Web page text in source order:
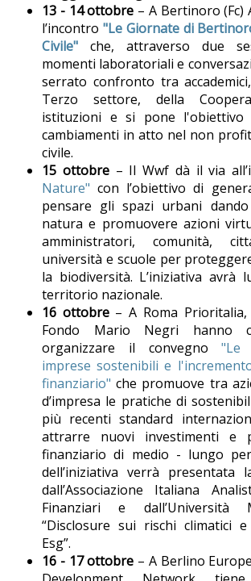
13 - 14 ottobre – A Bertinoro (Fc)
l’incontro "Le Giornate di
Civile" che, attraverso due
momenti laboratoriali e
serrato confronto tra
Terzo settore, della
istituzioni e si pone
cambiamenti in atto nel non
civile.
15 ottobre – Il Wwf dà il via
Nature" con l’obiettivo di
pensare gli spazi urbani
natura e promuovere azioni
amministratori, comunità,
università e scuole per
la biodiversità. L’iniziativa
territorio nazionale.
16 ottobre – A Roma
Fondo Mario Negri hanno
organizzare il convegno"Le
imprese sostenibili e
finanziario" che promuove tra
d’impresa le pratiche di
più recenti standard
attrarre nuovi investimenti e
finanziario di medio - lungo
dell’iniziativa verrà presentata
dall’Associazione Italiana
Finanziari e dall’Università
“Disclosure sui rischi climatici
Esg”.
16 - 17 ottobre – A Berlino